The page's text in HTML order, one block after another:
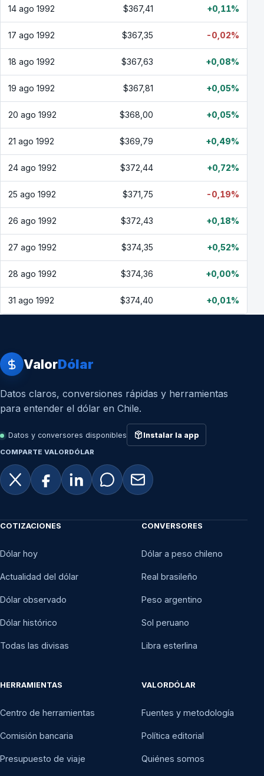
14 ago 1992 $367,41 +0,11%
17 ago 1992 $367,35 -0,02%
18 ago 1992 $367,63 +0,08%
19 ago 1992 $367,81 +0,05%
20 ago 1992 $368,00 +0,05%
21 ago 1992 $369,79 +0,49%
24 ago 1992 $372,44 +0,72%
25 ago 1992 $371,75 -0,19%
26 ago 1992 $372,43 +0,18%
27 ago 1992 $374,35 +0,52%
28 ago 1992 $374,36 +0,00%
31 ago 1992 $374,40 +0,01%
ValorDólar
Datos claros, conversiones rápidas y herramientas
para entender el dólar en Chile.
Datos y conversores disponibles Instalar la app
COMPARTE VALORDÓLAR
COTIZACIONES
Dólar hoy
Actualidad del dólar
Dólar observado
Dólar histórico
Todas las divisas
CONVERSORES
Dólar a peso chileno
Real brasileño
Peso argentino
Sol peruano
Libra esterlina
HERRAMIENTAS
Centro de herramientas
Comisión bancaria
Presupuesto de viaje
VALORDÓLAR
Fuentes y metodología
Política editorial
Quiénes somos